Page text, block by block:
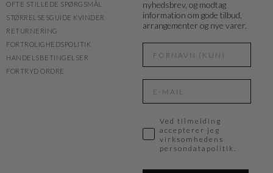
OFTE STILLEDE SPØRGSMÅL
STØRRELSESGUIDE KVINDER
RETURNERING
FORTROLIGHEDSPOLITIK
HANDELSBETINGELSER
FORTRYD ORDRE
nyhedsbrev, og modtag
information om gode tilbud,
arrangementer og nye varer.
Ved tilmelding
accepterer jeg
virksomhedens
persondatapolitik.